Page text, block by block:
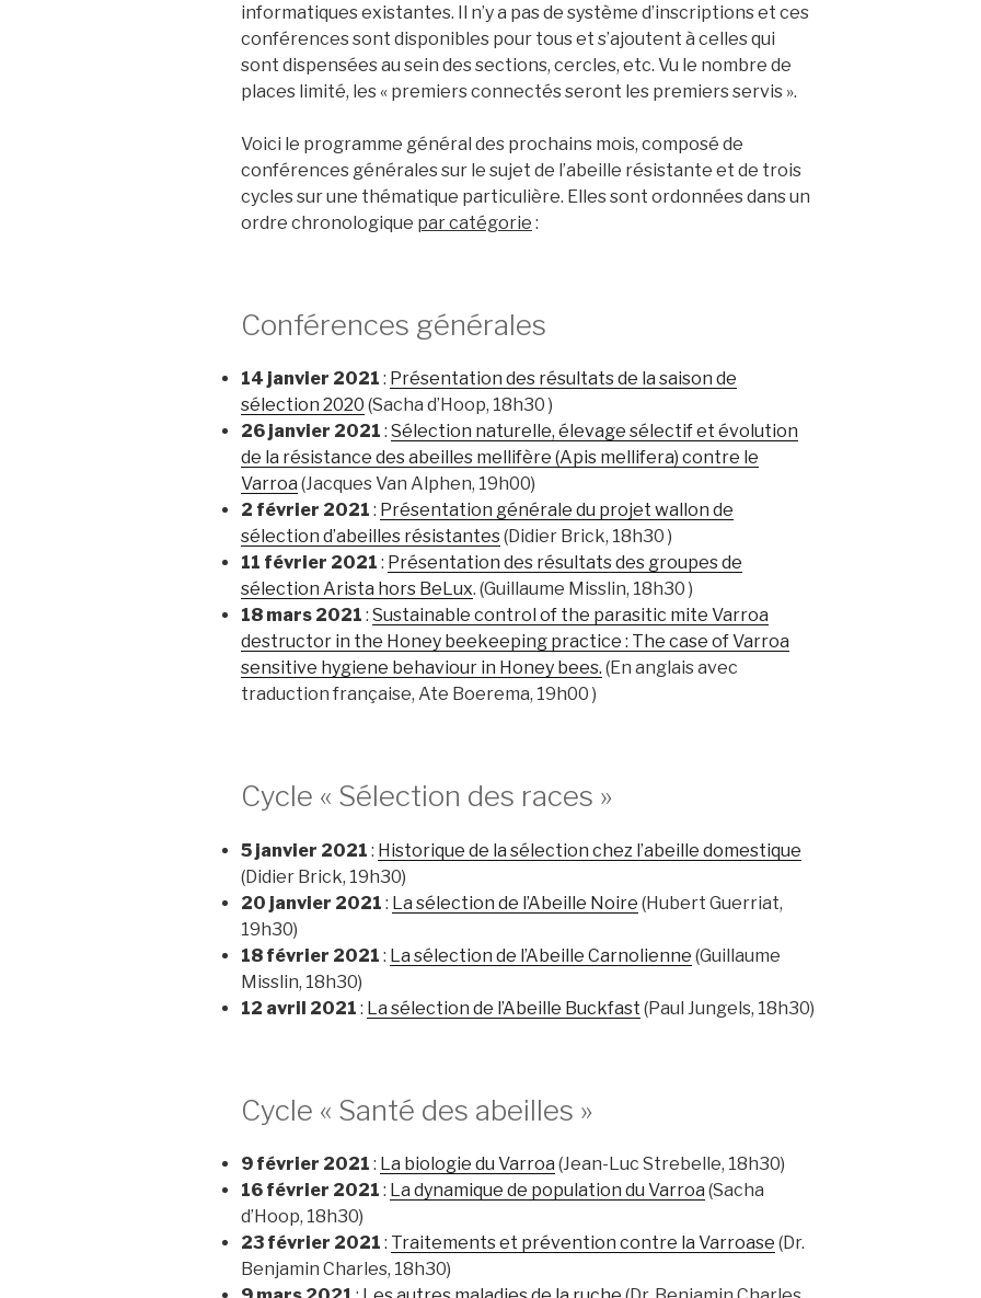
informatiques existantes. Il n’y a pas de système d’inscriptions et ces
conférences sont disponibles pour tous et s’ajoutent à celles qui
sont dispensées au sein des sections, cercles, etc. Vu le nombre de
places limité, les « premiers connectés seront les premiers servis ».
Voici le programme général des prochains mois, composé de
conférences générales sur le sujet de l’abeille résistante et de trois
cycles sur une thématique particulière. Elles sont ordonnées dans un
ordre chronologique par catégorie :
Conférences générales
14 janvier 2021 : Présentation des résultats de la saison de
sélection 2020 (Sacha d’Hoop, 18h30 )
26 janvier 2021 : Sélection naturelle, élevage sélectif et évolution
de la résistance des abeilles mellifère (Apis mellifera) contre le
Varroa (Jacques Van Alphen, 19h00)
2 février 2021 : Présentation générale du projet wallon de
sélection d’abeilles résistantes(Didier Brick, 18h30 )
11 février 2021 : Présentation des résultats des groupes de
sélection Arista hors BeLux. (Guillaume Misslin, 18h30 )
18 mars 2021 : Sustainable control of the parasitic mite Varroa
destructor in the Honey beekeeping practice : The case of Varroa
sensitive hygiene behaviour in Honey bees. (En anglais avec
traduction française, Ate Boerema, 19h00 )
Cycle « Sélection des races »
5 janvier 2021 : Historique de la sélection chez l’abeille domestique
(Didier Brick, 19h30)
20 janvier 2021 : La sélection de l’Abeille Noire (Hubert Guerriat,
19h30)
18 février 2021 : La sélection de l’Abeille Carnolienne (Guillaume
Misslin, 18h30)
12 avril 2021 : La sélection de l’Abeille Buckfast (Paul Jungels, 18h30)
Cycle « Santé des abeilles »
9 février 2021 : La biologie du Varroa (Jean-Luc Strebelle, 18h30)
16 février 2021 : La dynamique de population du Varroa (Sacha
d’Hoop, 18h30)
23 février 2021 : Traitements et prévention contre la Varroase (Dr.
Benjamin Charles, 18h30)